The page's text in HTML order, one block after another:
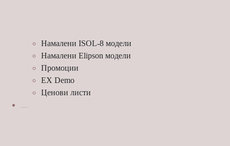
Намалени ISOL-8 модели
Намалени Elipson модели
Промоции
EX Demo
Ценови листи